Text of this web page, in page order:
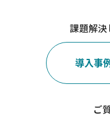
課題解決
導入事
ご